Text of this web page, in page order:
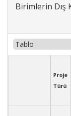
Birimlerin Dış
Proje
Türü